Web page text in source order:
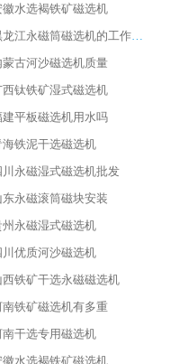
徽水选褐铁矿磁选机
黑龙江永磁筒磁选机的工作原理
蒙古河沙磁选机质量
西钛铁矿湿式磁选机
建平板磁选机用水吗
海铁泥干选磁选机
川永磁湿式磁选机批发
东永磁滚筒磁块安装
州永磁湿式磁选机
川优质河沙磁选机
西铁矿干选永磁磁选机
南铁矿磁选机有多重
南干选专用磁选机
徽水选褐铁矿磁选机